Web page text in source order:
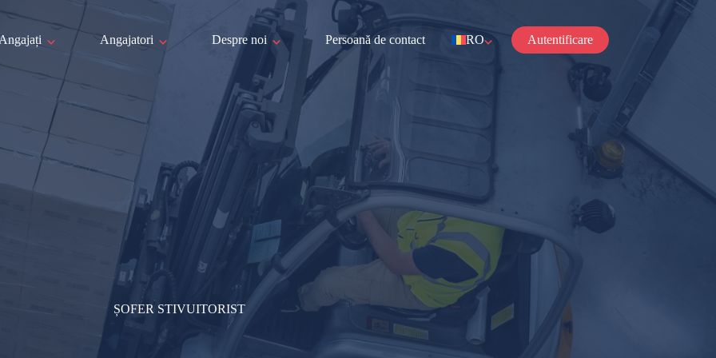
Angajatori Despre noi Persoană de contact RO Autentificare
ȘOFER STIVUITORIST